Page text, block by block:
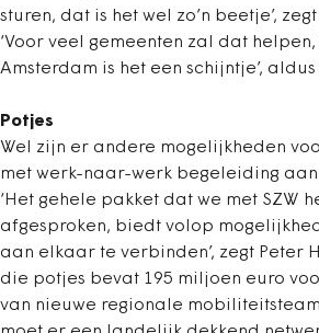
sturen, dat is het wel zo’n beetje’,
‘Voor veel gemeenten zal dat
Amsterdam is het een schijntje’, aldus
Potjes
Wel zijn er andere mogelijkheden
met werk-naar-werk begeleiding
‘Het gehele pakket dat we met SZW
afgesproken, biedt volop
aan elkaar te verbinden’, zegt Peter
die potjes bevat 195 miljoen euro
van nieuwe regionale